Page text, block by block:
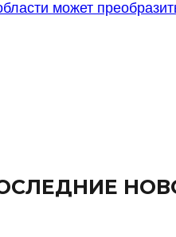
может